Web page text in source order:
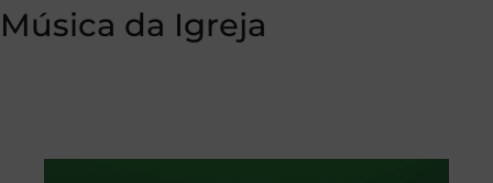
Música da Igreja